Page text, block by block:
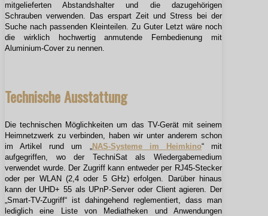
mitgelieferten Abstandshalter und die dazugehörigen
Schrauben verwenden. Das erspart Zeit und Stress bei der
Suche nach passenden Kleinteilen. Zu Guter Letzt wäre noch
die wirklich hochwertig anmutende Fernbedienung mit
Aluminium-Cover zu nennen.
Technische Ausstattung
Die technischen Möglichkeiten um das TV-Gerät mit seinem
Heimnetzwerk zu verbinden, haben wir unter anderem schon
im Artikel rund um „
NAS-Systeme im Heimkino“ mit
aufgegriffen, wo der TechniSat als Wiedergabemedium
verwendet wurde. Der Zugriff kann entweder per RJ45-Stecker
oder per WLAN (2,4 oder 5 GHz) erfolgen. Darüber hinaus
kann der UHD+ 55 als UPnP-Server oder Client agieren. Der
„Smart-TV-Zugriff“ ist dahingehend reglementiert, dass man
lediglich eine Liste von Mediatheken und Anwendungen